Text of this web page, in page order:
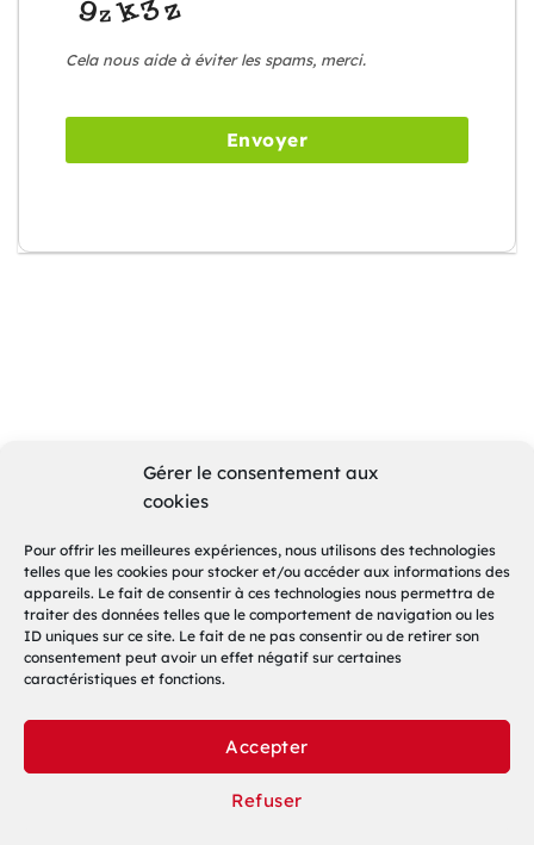
Gérer le consentement aux
cookies
Pour offrir les meilleures expériences, nous utilisons des technologies
telles que les cookies pour stocker et/ou accéder aux informations des
appareils. Le fait de consentir à ces technologies nous permettra de
traiter des données telles que le comportement de navigation ou les
ID uniques sur ce site. Le fait de ne pas consentir ou de retirer son
consentement peut avoir un effet négatif sur certaines
caractéristiques et fonctions.
Accepter
Refuser
Cela nous aide à éviter les spams, merci.
Envoyer